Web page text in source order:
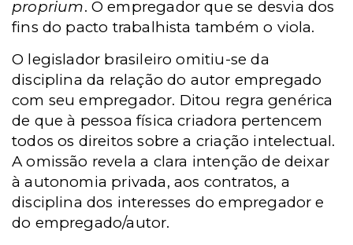
proprium. O empregador que se desvia dos
fins do pacto trabalhista também o viola.
O legislador brasileiro omitiu-se da
disciplina da relação do autor empregado
com seu empregador. Ditou regra genérica
de que à pessoa física criadora pertencem
todos os direitos sobre a criação intelectual.
A omissão revela a clara intenção de deixar
à autonomia privada, aos contratos, a
disciplina dos interesses do empregador e
do empregado/autor.